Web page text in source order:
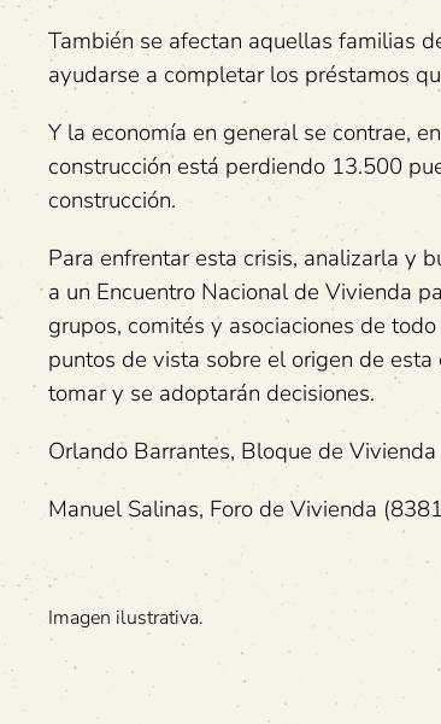
También se afectan aquellas familias
ayudarse a completar los préstamos
Y la economía en general se contrae,
construcción está perdiendo 13.500
construcción.
Para enfrentar esta crisis, analizarla y
a un Encuentro Nacional de Vivienda
grupos, comités y asociaciones de
puntos de vista sobre el origen de
tomar y se adoptarán decisiones.
Orlando Barrantes, Bloque de
Manuel Salinas, Foro de Vivienda
Imagen ilustrativa.